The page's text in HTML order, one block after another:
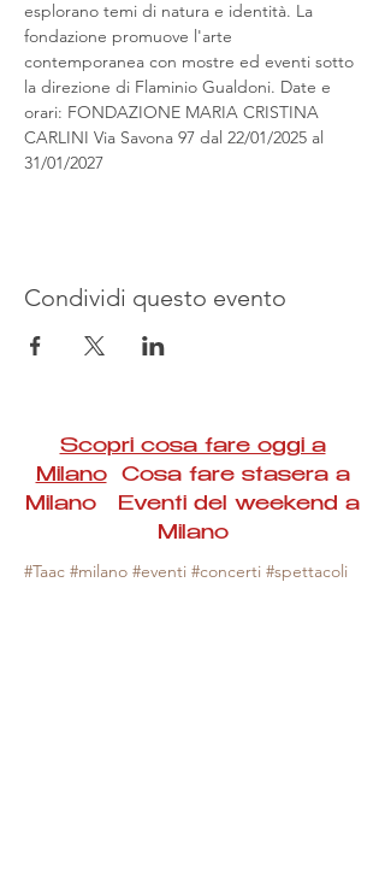
esplorano temi di natura e identità. La
fondazione promuove l'arte
contemporanea con mostre ed eventi sotto
la direzione di Flaminio Gualdoni. Date e
orari: FONDAZIONE MARIA CRISTINA
CARLINI Via Savona 97 dal 22/01/2025 al
31/01/2027
Condividi questo evento
Scopri cosa fare oggi a
MilanoCosa fare stasera a
Milano Eventi del weekend a
Milano
#Taac #milano #eventi #concerti #spettacoli